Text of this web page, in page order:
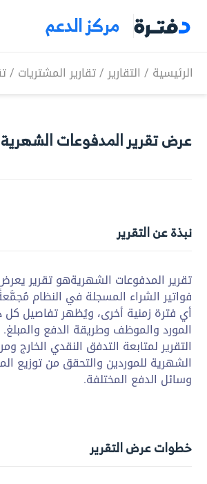
مركز الدعم
الرئيسية / التقارير/تقارير المشتريات /
عرض تقرير المدفوعات الشهرية
نبذة عن التقرير
تقرير المدفوعات الشهريةهو تقرير
فواتير الشراء المسجلة في النظام
أي فترة زمنية أخرى، ويُظهر تفاصيل
المورد والموظف وطريقة الدفع
التقرير لمتابعة التدفق النقدي الخارج
الشهرية للموردين والتحقق من توزيع
وسائل الدفع المختلفة.
خطوات عرض التقرير